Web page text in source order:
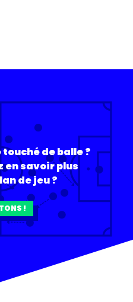
de balle ?
en savoir plus
de jeu ?
!